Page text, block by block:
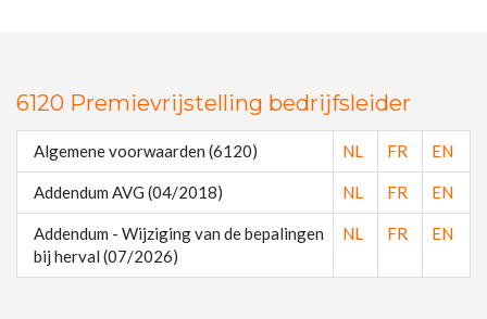
6120 Premievrijstelling bedrijfsleider
Algemene voorwaarden (6120) NL FR EN
Addendum AVG (04/2018) NL FR EN
Addendum - Wijziging van de bepalingen
bij herval (07/2026)
NL FR EN